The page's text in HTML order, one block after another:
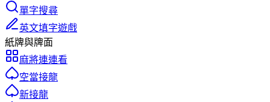
單字搜尋
英文填字遊戲
紙牌與牌面
麻將連連看
空當接龍
新接龍